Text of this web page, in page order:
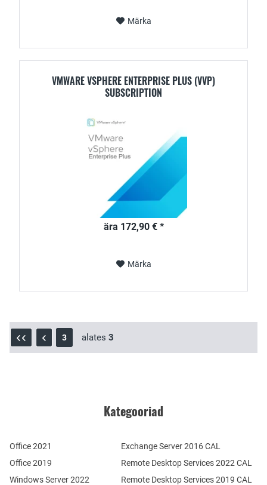
Märka
VMWARE VSPHERE ENTERPRISE PLUS (VVP)
SUBSCRIPTION
ära 172,90 € *
Märka
3 alates 3
Kategooriad
Office 2021
Office 2019
Windows Server 2022
Remote Desktop Services 2022 CAL
Remote Desktop Services 2019 CAL
Exchange Server 2016 CAL